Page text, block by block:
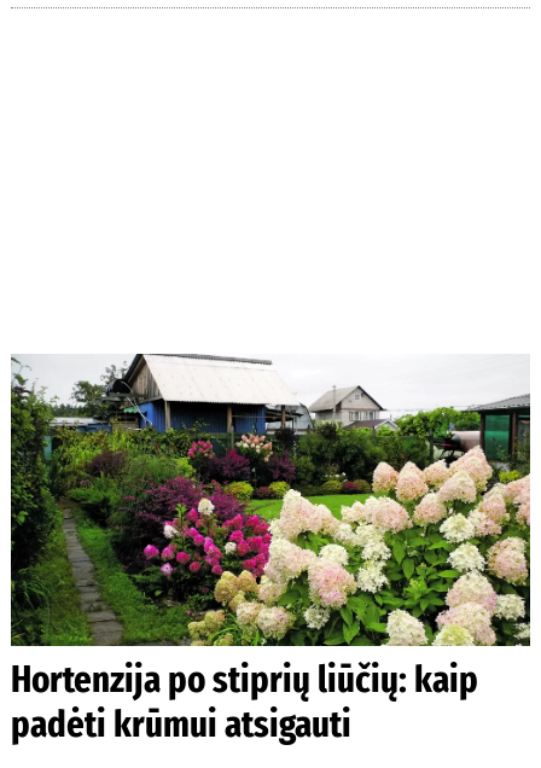
Hortenzija po stiprių liūčių: kaip
padėti krūmui atsigauti